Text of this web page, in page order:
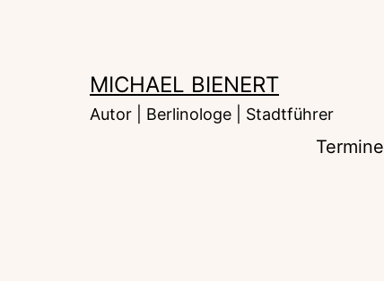
MICHAEL BIENERT
Autor | Berlinologe | Stadtführer
Termine